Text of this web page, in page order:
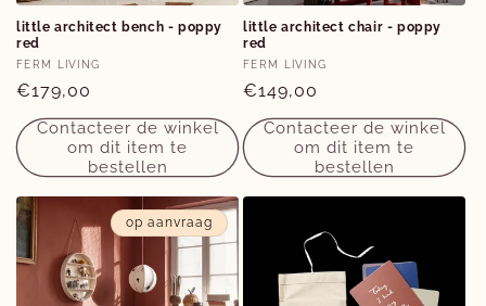
little architect bench - poppy
red
Verkoper:
FERM LIVING
Normale
prijs
€179,00
Contacteer de winkel
om dit item te
bestellen
little architect chair - poppy
red
Verkoper:
FERM LIVING
Normale
prijs
€149,00
Contacteer de winkel
om dit item te
bestellen
op aanvraag